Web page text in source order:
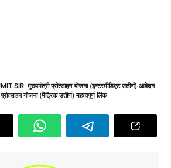
SIR,मुख्यमंत्री प्रोत्साहन योजना (इन्टरमीडिएट उत्तीर्ण) आवेदन
योजना (मैट्रिक उत्तीर्ण) महत्वपूर्ण लिंक